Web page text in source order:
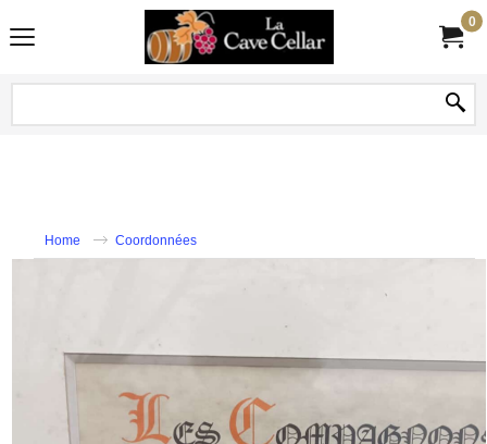
0
Home Coordonnées